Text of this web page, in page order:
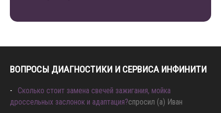
ВОПРОСЫ ДИАГНОСТИКИ И СЕРВИСА ИНФИНИТИ
Сколько стоит замена свечей зажигания, мойка
дроссельных заслонок и адаптация?спросил (а) Иван